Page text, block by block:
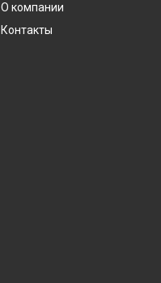
О компании
Контакты